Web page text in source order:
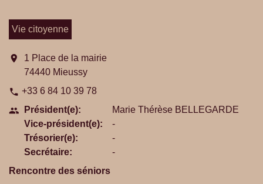
Vie citoyenne
location_on
1 Place de la mairie
74440 Mieussy
phone +33 6 84 10 39 78
people
Président(e):
Vice-président(e):
Trésorier(e):
Secrétaire:
Marie Thérèse BELLEGARDE
-
-
-
Rencontre des séniors